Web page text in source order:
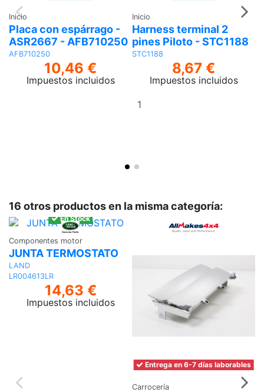
Inicio
Placa con espárrago -
ASR2667 - AFB710250
AFB710250
10,46 €
Impuestos incluidos
Inicio
Harness terminal 2
pines Piloto - STC1188
STC1188
8,67 €
Impuestos incluidos
16 otros productos en la misma categoría:
En Stock
Componentes motor
JUNTA TERMOSTATO
LAND
LR004613LR
14,63 €
Impuestos incluidos
Añadir
Entrega en 6-7 días laborables
Carrocería